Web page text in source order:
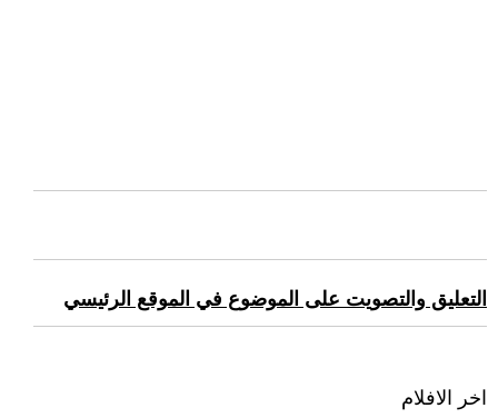
التعليق والتصويت على الموضوع في الموقع الرئيسي
اخر الافلام